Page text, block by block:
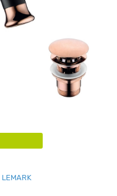
LEMARK